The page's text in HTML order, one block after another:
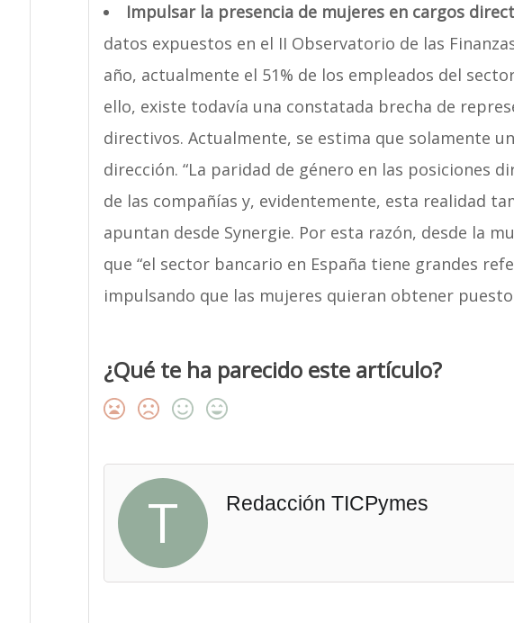
Impulsar la presencia de mujeres en cargos
datos expuestos en el II Observatorio de las
año, actualmente el 51% de los empleados del
ello, existe todavía una constatada brecha de
directivos. Actualmente, se estima que solamente
dirección. “La paridad de género en las posiciones
de las compañías y, evidentemente, esta realidad
apuntan desde Synergie. Por esta razón, desde la
que “el sector bancario en España tiene grandes
impulsando que las mujeres quieran obtener
¿Qué te ha parecido este artículo?
T Redacción TICPymes